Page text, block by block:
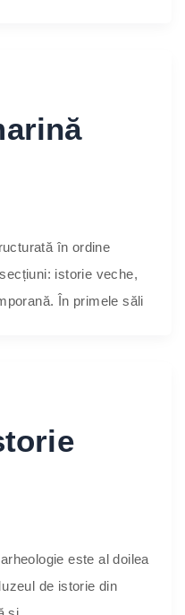
în ordine
istorie veche,
În primele săli
este al doilea
de istorie din